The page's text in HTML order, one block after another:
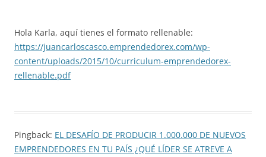
Hola Karla, aquí tienes el formato rellenable:
https://juancarloscasco.emprendedorex.com/wp-
content/uploads/2015/10/curriculum-emprendedorex-
rellenable.pdf
Pingback: EL DESAFÍO DE PRODUCIR 1.000.000 DE NUEVOS
EMPRENDEDORES EN TU PAÍS ¿QUÉ LÍDER SE ATREVE A